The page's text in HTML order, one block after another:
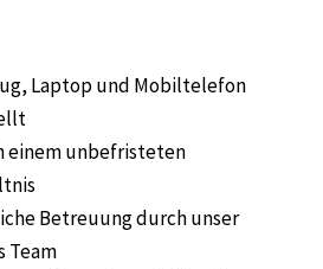
Laptop und Mobiltelefon
einem unbefristeten
Betreuung durch unser
Team